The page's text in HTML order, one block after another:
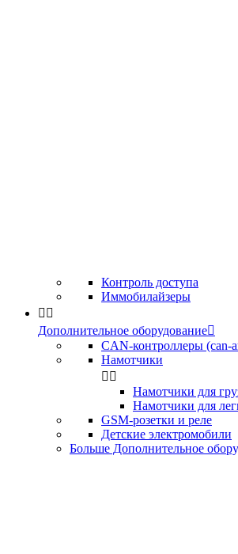
Контроль доступа
Иммобилайзеры
 
Дополнительное оборудование
CAN-контроллеры (can-
Намотчики
 
Намотчики для
Намотчики для
GSM-розетки и реле
Детские электромобили
Больше Дополнительное